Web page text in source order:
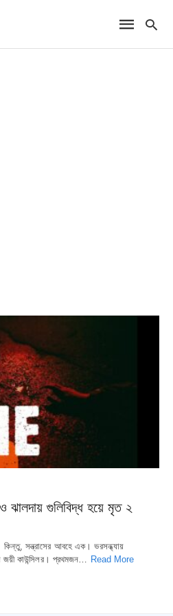
গুলিবিদ্ধ হয়ে মৃত ২
কিন্তু, সন্ত্রাসের আবহে এক। ভরসন্ধ্যায়
কাউন্সিলর। প্রথমজন… Read More